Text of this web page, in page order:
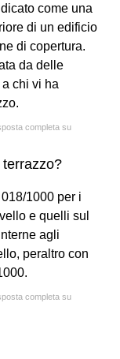
come una
di un edificio
di copertura.
da delle
chi vi ha
completa su
1000 per i
e quelli sul
agli
peraltro con
completa su